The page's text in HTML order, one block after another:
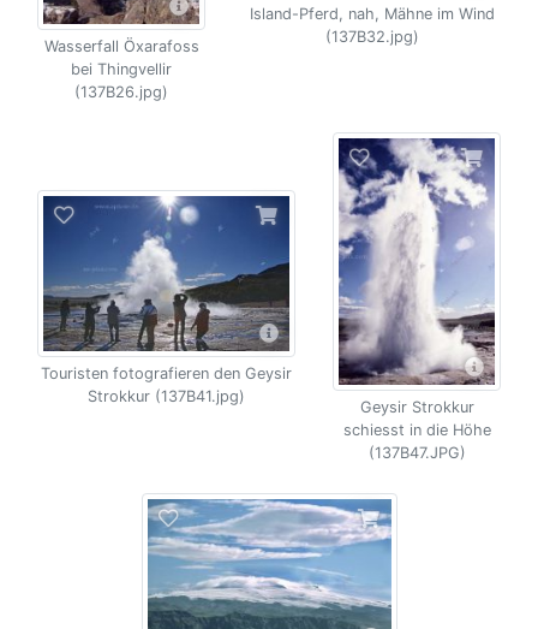
Wasserfall Öxarafoss
bei Thingvellir
(137B26.jpg)
Island-Pferd, nah, Mähne im Wind
(137B32.jpg)
Touristen fotografieren den Geysir
Strokkur (137B41.jpg)
Geysir Strokkur
schiesst in die Höhe
(137B47.JPG)